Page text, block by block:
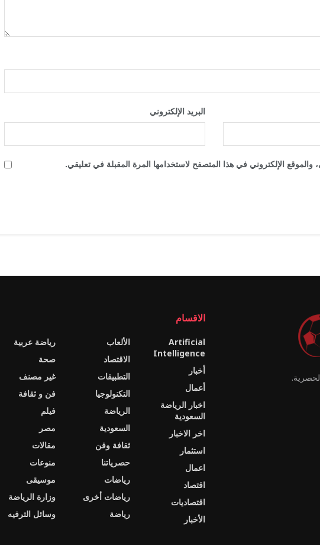
البريد الإلكتروني
الإلكتروني في هذا المتصفح لاستخدامها المرة المقبلة في تعليقي.
الاقسام
Artificial
Intelligence
أخبار
أعمال
اخبار الرياضة
السعودية
اخر الاخبار
استثمار
اعمال
اقتصاد
اقتصاديات
الأخبار
الألعاب
الاقتصاد
التطبيقات
التكنولوجيا
الرياضة
السعودية
ثقافة وفن
حصرياتنا
رياضات
رياضات أخرى
رياضة
رياضة عربية
صحة
غير مصنف
فن و ثقافة
فيلم
مصر
مقالات
منوعات
موسيقى
وزارة الرياضة
وسائل الترفيه